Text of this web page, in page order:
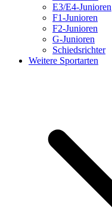
E3/E4-Junioren
F1-Junioren
F2-Junioren
G-Junioren
Schiedsrichter
Weitere Sportarten